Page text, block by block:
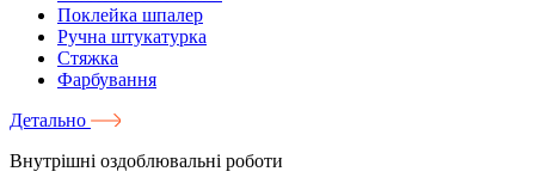
Поклейка шпалер
Ручна штукатурка
Стяжка
Фарбування
Детально
Внутрішні оздоблювальні роботи